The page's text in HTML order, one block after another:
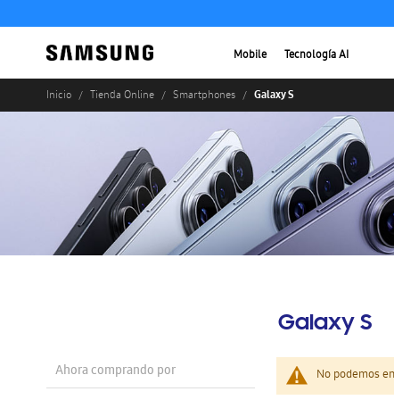
Mobile Tecnología AI
Inicio Tienda Online Smartphones Galaxy S
Galaxy S
No podemos
Ahora comprando por